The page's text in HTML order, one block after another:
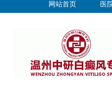
网站首页 医